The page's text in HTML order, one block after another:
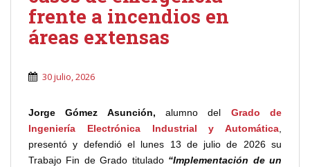
frente a incendios en
áreas extensas
30 julio, 2026
Jorge Gómez Asunción, alumno del Grado de
Ingeniería Electrónica Industrial y Automática
presentó y defendió el lunes 13 de julio de 2026 su
Trabajo Fin de Grado titulado “Implementación de un